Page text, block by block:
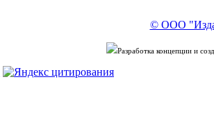
© ООО
Разработка концепции и